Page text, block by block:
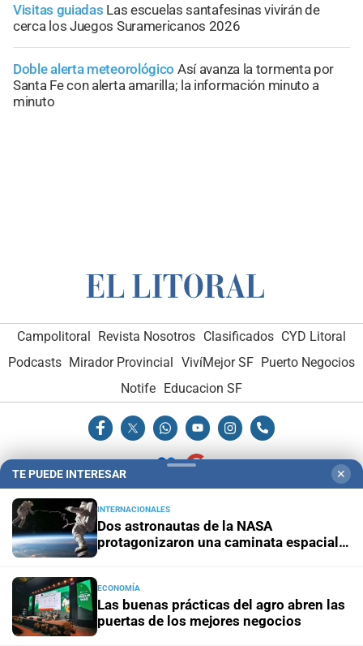
Visitas guiadas Las escuelas santafesinas vivirán de
cerca los Juegos Suramericanos 2026
Doble alerta meteorológico Así avanza la tormenta por
Santa Fe con alerta amarilla; la información minuto a
minuto
Campolitoral Revista Nosotros Clasificados CYD Litoral
Podcasts Mirador Provincial VivíMejor SF Puerto Negocios
Notife
Educacion SF
Hemeroteca Digital (1930-1979)
Administración y Publicidad-Elementos institucionales-
Opcionales con El Litoral
El Litoral es miembro de:
TE PUEDE INTERESAR ✕
INTERNACIONALES
Dos astronautas de la NASA
protagonizaron una caminata espacial
ECONOMÍA
Las buenas prácticas del agro abren las
puertas de los mejores negocios